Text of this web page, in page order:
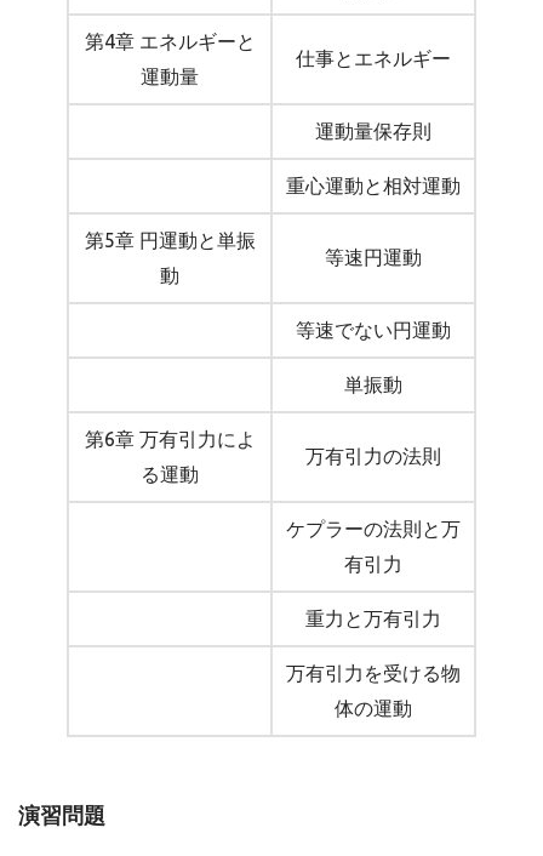
第4章 エネルギーと
運動量
仕事とエネルギー
運動量保存則
重心運動と相対運動
第5章 円運動と単振
動
等速円運動
等速でない円運動
単振動
第6章 万有引力によ
る運動
万有引力の法則
ケプラーの法則と万
有引力
重力と万有引力
万有引力を受ける物
体の運動
演習問題